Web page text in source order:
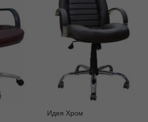
Идея Хром